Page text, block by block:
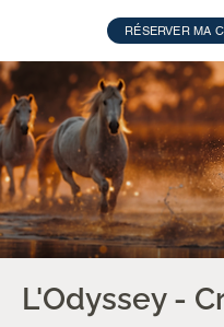
RÉSERVER MA
L'Odyssey -